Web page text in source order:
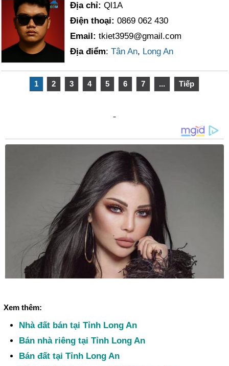
Địa chỉ:Ql1A
Điện thoại:0869 062 430
Email:tkiet3959@gmail.com
Địa điểm:Tân An, Long An
1 2 3 4 5 6 7 ... Tiếp
Xem thêm:
Nhà đất bán tại Tỉnh Long An
Bán nhà riêng tại Tỉnh Long An
Bán đất tại Tỉnh Long An